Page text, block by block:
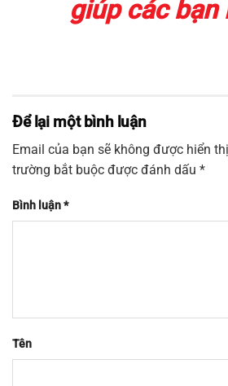
giúp các bạn
Để lại một bình luận
Email của bạn sẽ không được hiển
trường bắt buộc được đánh dấu *
Bình luận*
Tên